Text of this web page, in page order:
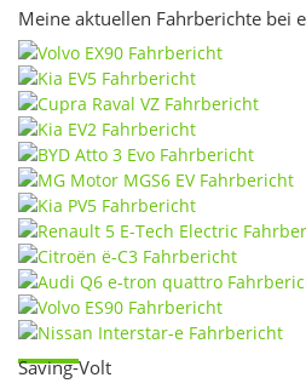
Meine aktuellen Fahrberichte bei
Saving-Volt